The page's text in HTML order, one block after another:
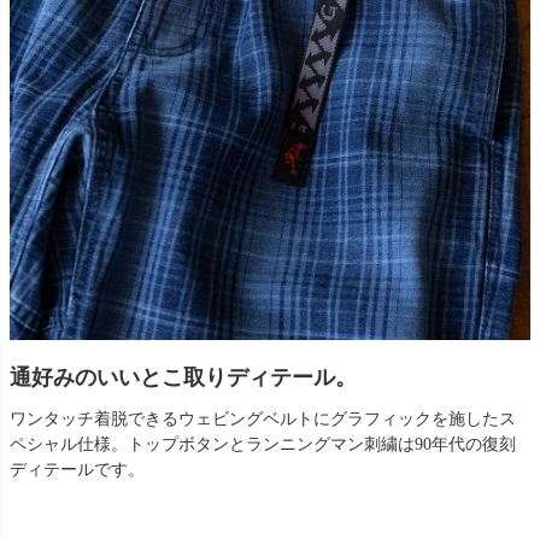
通好みのいいとこ取りディテール。
ワンタッチ着脱できるウェビングベルトにグラフィックを施したス
ペシャル仕様。トップボタンとランニングマン刺繍は90年代の復刻
ディテールです。